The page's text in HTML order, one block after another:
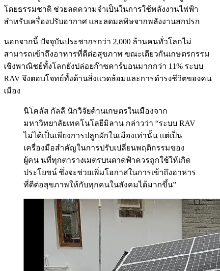
โดยธรรมชาติ ช่วยลดความจำเป็นในการใช้พลังงานไฟฟ้า
สำหรับเครื่องปรับอากาศ และลดมลพิษจากพลังงานสกปรก
นอกจากนี้ ปัจจุบันประชากรกว่า 2,000 ล้านคนทั่วโลกไม่
สามารถเข้าถึงอาหารที่ดีต่อสุขภาพ ขณะเดียวกันเกษตรกรรม
เชิงพาณิชย์ทั้งโลกยังปล่อยก๊าซคาร์บอนมากกว่า 11% ระบบ
RAV จึงตอบโจทย์ทั้งด้านสิ่งแวดล้อมและการดำรงชีวิตของคน
เมือง
นิโคลัส กัลลี นักวิจัยด้านเกษตรในเมืองจาก
มหาวิทยาลัยเทคโนโลยีมิลาน กล่าวว่า “ระบบ RAV
ไม่ได้เป็นเพียงการปลูกผักในเมืองเท่านั้น แต่เป็น
เครื่องมือสำคัญในการปรับเปลี่ยนพฤติกรรมของ
ผู้คน นที่ทุกตารางเมตรบนดาดฟ้าควรถูกใช้ให้เกิด
ประโยชน์ ซึ่งจะช่วยเพิ่มโอกาสในการเข้าถึงอาหาร
ที่ดีต่อสุขภาพให้กับทุกคนในสังคมได้มากขึ้น”